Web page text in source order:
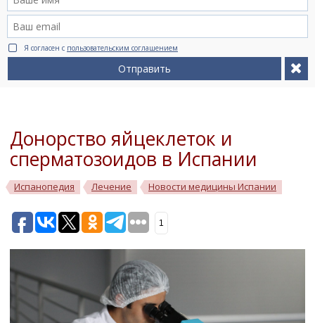
Лечение
Недвижимость
Бизнес
Документы
Я согласен с пользовательским соглашением
Отправить
Донорство яйцеклеток и
сперматозоидов в Испании
Испанопедия Лечение Новости медицины Испании
1